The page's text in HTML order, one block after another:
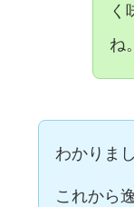
く
ね。
わかりま
これから